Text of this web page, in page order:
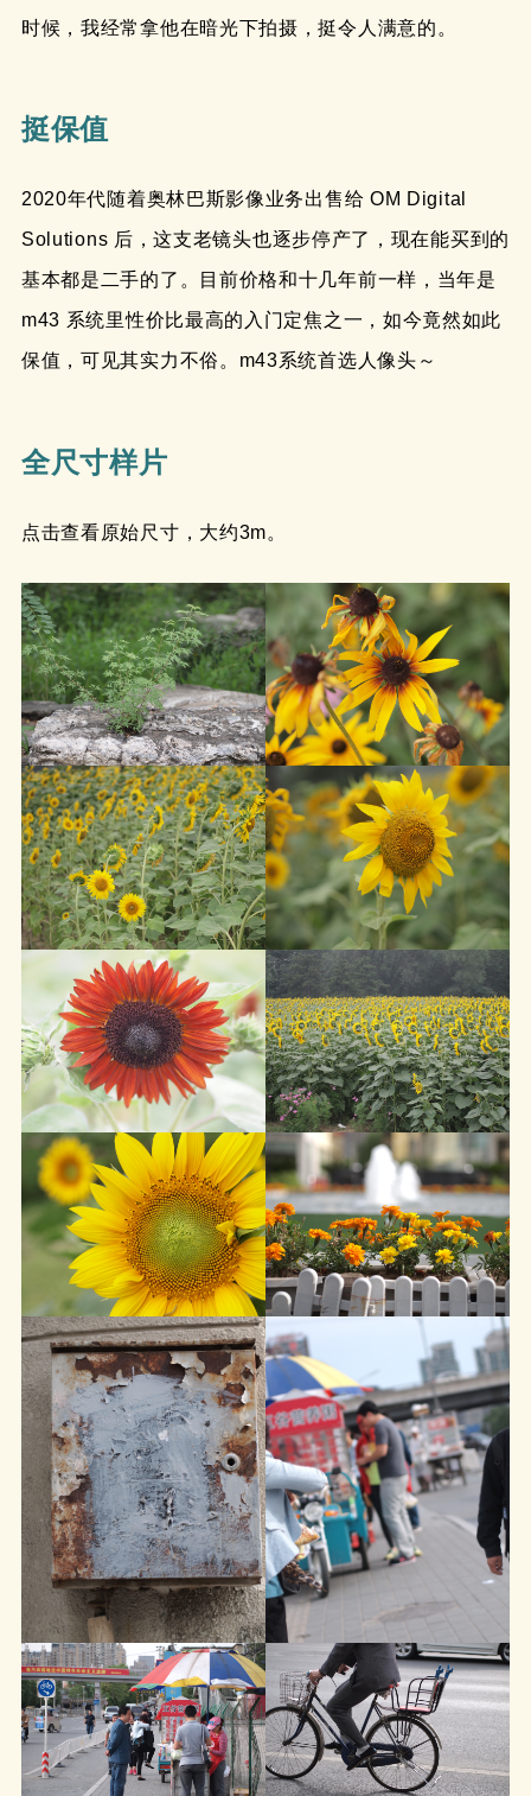
时候，我经常拿他在暗光下拍摄，挺令人满意的。
挺保值
2020年代随着奥林巴斯影像业务出售给 OM Digital
Solutions 后，这支老镜头也逐步停产了，现在能买到的
基本都是二手的了。目前价格和十几年前一样，当年是
m43 系统里性价比最高的入门定焦之一，如今竟然如此
保值，可见其实力不俗。m43系统首选人像头～
全尺寸样片
点击查看原始尺寸，大约3m。